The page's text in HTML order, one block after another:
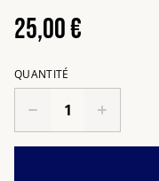
25,00 €
QUANTITÉ